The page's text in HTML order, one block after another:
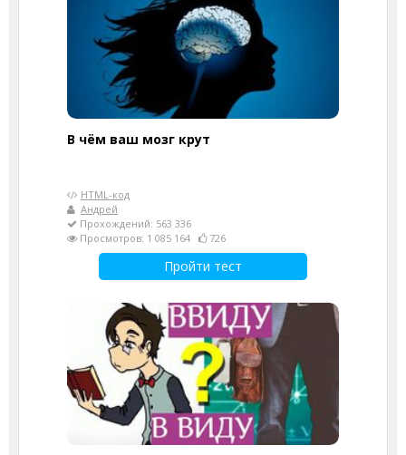
В чём ваш мозг крут
HTML-код
Андрей
Прохождений: 563 336
Просмотров: 1 085 164
726
Пройти тест